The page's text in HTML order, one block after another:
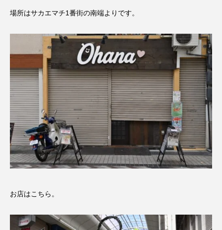
場所はサカエマチ1番街の南端よりです。
お店はこちら。